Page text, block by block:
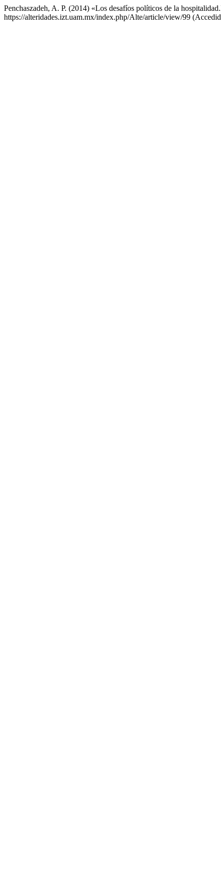
Penchaszadeh, A. P. (2014) «Los desafíos políticos de la
https://alteridades.izt.uam.mx/index.php/Alte/article/view/99